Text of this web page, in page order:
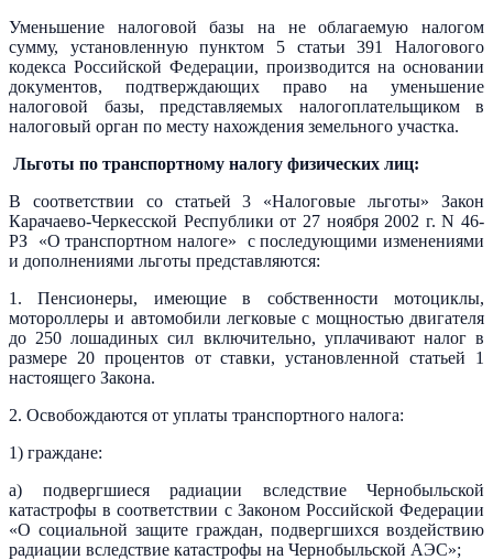
Уменьшение налоговой базы на не облагаемую налогом
сумму, установленную пунктом 5 статьи 391 Налогового
кодекса Российской Федерации, производится на основании
документов, подтверждающих право на уменьшение
налоговой базы, представляемых налогоплательщиком в
налоговый орган по месту нахождения земельного участка.
Льготы по транспортному налогу физических лиц:
В соответствии со статьей 3 «Налоговые льготы» Закон
Карачаево-Черкесской Республики от 27 ноября 2002 г. N 46-
РЗ «О транспортном налоге» с последующими изменениями
и дополнениями льготы представляются:
1. Пенсионеры, имеющие в собственности мотоциклы,
мотороллеры и автомобили легковые с мощностью двигателя
до 250 лошадиных сил включительно, уплачивают налог в
размере 20 процентов от ставки, установленной статьей 1
настоящего Закона.
2. Освобождаются от уплаты транспортного налога:
1) граждане:
а) подвергшиеся радиации вследствие Чернобыльской
катастрофы в соответствии с Законом Российской Федерации
«О социальной защите граждан, подвергшихся воздействию
радиации вследствие катастрофы на Чернобыльской АЭС»;